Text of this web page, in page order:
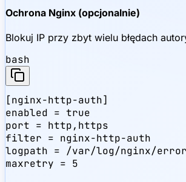
Ochrona Nginx (opcjonalnie)
Blokuj IP przy zbyt wielu błędach
bash
[nginx-http-auth]
enabled = true
port = http,https
filter = nginx-http-auth
logpath = /var/log/nginx/
maxretry = 5